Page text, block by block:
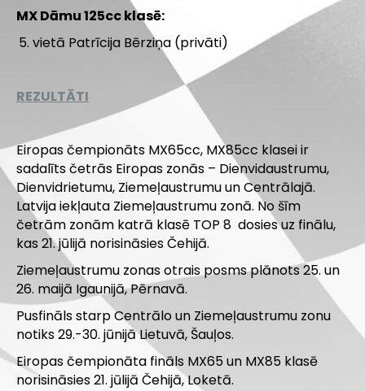
MX Dāmu 125cc klasē:
vietā Patrīcija Bērziņa (privāti)
REZULTĀTI
Eiropas čempionāts MX65cc, MX85cc klasei ir
sadalīts četrās Eiropas zonās – Dienvidaustrumu,
Dienvidrietumu, Ziemeļaustrumu un Centrālajā.
Latvija iekļauta Ziemeļaustrumu zonā. No šīm
četrām zonām katrā klasē TOP 8 dosies uz finālu,
kas 21. jūlijā norisināsies Čehijā.
Ziemeļaustrumu zonas otrais posms plānots 25. un
26. maijā Igaunijā, Pērnavā.
Pusfināls starp Centrālo un Ziemeļaustrumu zonu
notiks 29.-30. jūnijā Lietuvā, Šauļos.
Eiropas čempionāta fināls MX65 un MX85 klasē
norisināsies 21. jūlijā Čehijā, Loketā.